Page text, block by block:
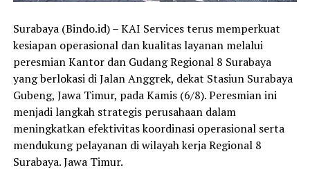
Surabaya (Bindo.id) – KAI Services terus memperkuat
kesiapan operasional dan kualitas layanan melalui
peresmian Kantor dan Gudang Regional 8 Surabaya
yang berlokasi di Jalan Anggrek, dekat Stasiun Surabaya
Gubeng, Jawa Timur, pada Kamis (6/8). Peresmian ini
menjadi langkah strategis perusahaan dalam
meningkatkan efektivitas koordinasi operasional serta
mendukung pelayanan di wilayah kerja Regional 8
Surabaya. Jawa Timur.